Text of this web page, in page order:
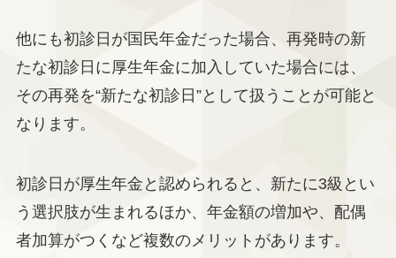
他にも初診日が国民年金だった場合、再発時の新
たな初診日に厚生年金に加入していた場合には、
その再発を“新たな初診日”として扱うことが可能と
なります。
初診日が厚生年金と認められると、新たに3級とい
う選択肢が生まれるほか、年金額の増加や、配偶
者加算がつくなど複数のメリットがあります。